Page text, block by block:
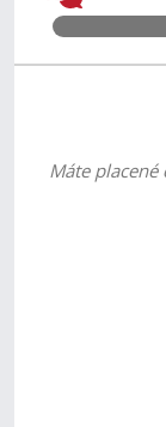
Máte placené